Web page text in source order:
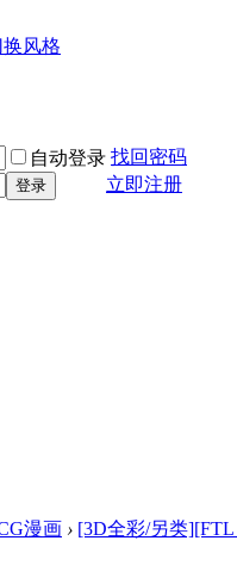
风格
自动登录 找回密码
登录
立即注册
漫画 › [3D全彩/另类][FTL